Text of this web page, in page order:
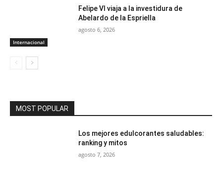
Internacional
Felipe VI viaja a la investidura de
Abelardo de la Espriella
agosto 6, 2026
MOST POPULAR
Los mejores edulcorantes saludables:
ranking y mitos
agosto 7, 2026